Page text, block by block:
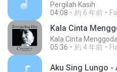
Pergilah Kasih
04:08
約 6 年前
Kala Cinta
Kala Cinta Menggoda
05:36
約 4 年前